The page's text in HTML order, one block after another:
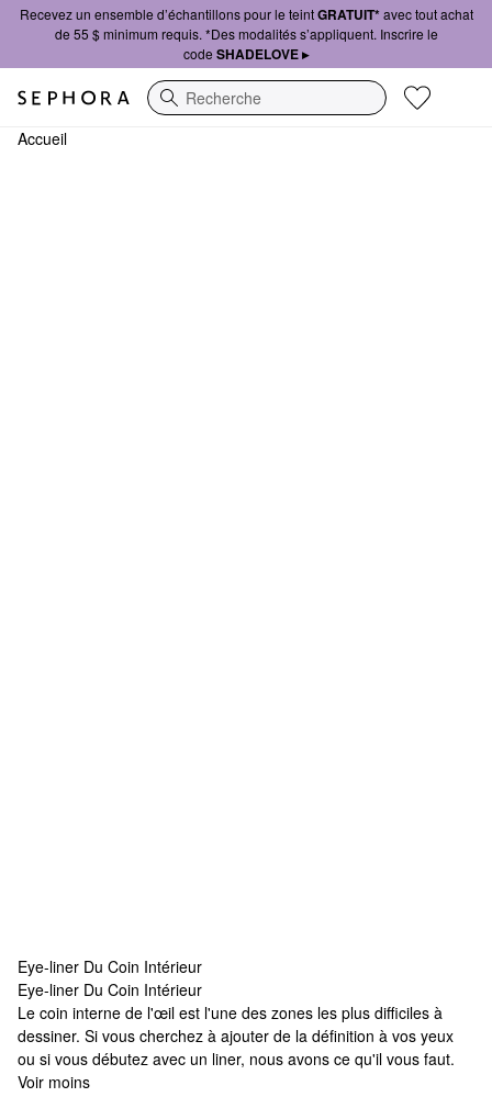
Recevez un ensemble d’échantillons pour le teintGRATUIT*avec tout achat
de 55 $ minimum requis. *Des modalités s’appliquent. Inscrire le
code SHADELOVE ▸
Recherche
Accueil
Eye-liner Du Coin Intérieur
Eye-liner Du Coin Intérieur
Eye-liner Du Coin Intérieur
Le coin interne de l'œil est l'une des zones les plus difficiles à
dessiner. Si vous cherchez à ajouter de la définition à vos yeux
ou si vous débutez avec un liner, nous avons ce qu'il vous faut.
Voir moins